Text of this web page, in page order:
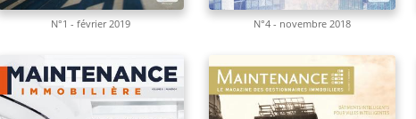
N°1 - février 2019 N°4 - novembre 2018